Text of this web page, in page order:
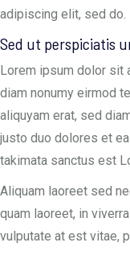
adipiscing elit, sed do.
Sed ut perspiciatis
Lorem ipsum dolor sit
diam nonumy eirmod
aliquyam erat, sed
justo duo dolores et
takimata sanctus est
Aliquam laoreet sed
quam laoreet, in
vulputate at est vitae,